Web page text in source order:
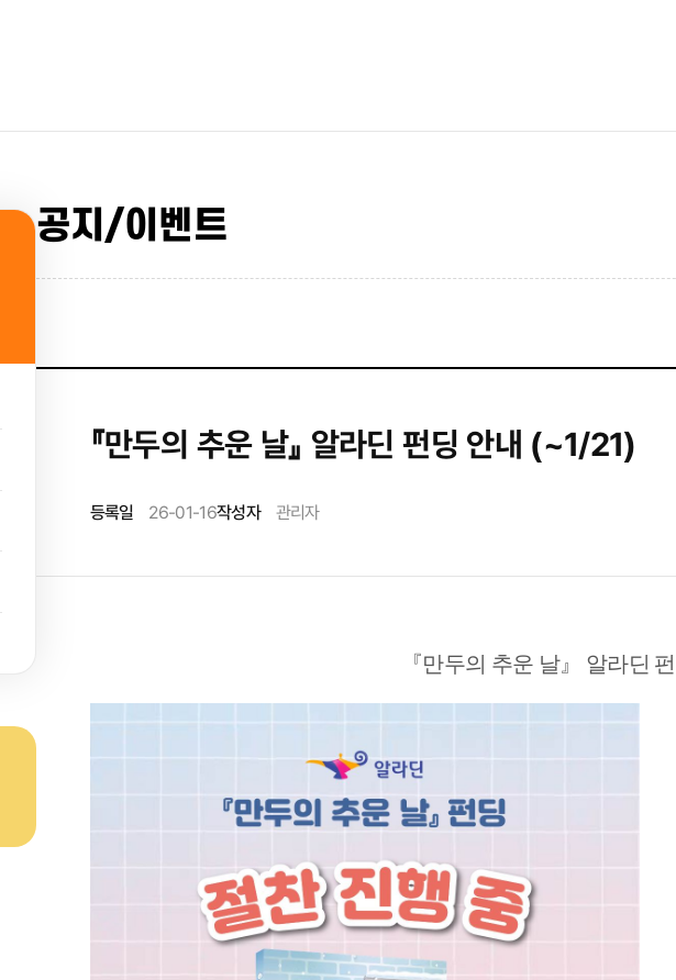
공지/이벤트
『만두의 추운 날』 알라딘 펀딩 안내 (~1/21)
등록일 26-01-16작성자 관리자
『만두의 추운 날』 알라딘